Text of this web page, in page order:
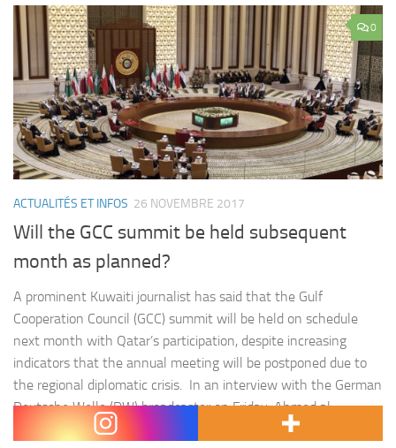
0
ACTUALITÉS ET INFOS 26 NOVEMBRE 2017
Will the GCC summit be held subsequent
month as planned?
A prominent Kuwaiti journalist has said that the Gulf
Cooperation Council (GCC) summit will be held on schedule
next month with Qatar’s participation, despite increasing
indicators that the annual meeting will be postponed due to
the regional diplomatic crisis. In an interview with the German
Deutsche Welle (DW) broadcaster on Friday, Ahmed al-
Jarallah, who has close ties…